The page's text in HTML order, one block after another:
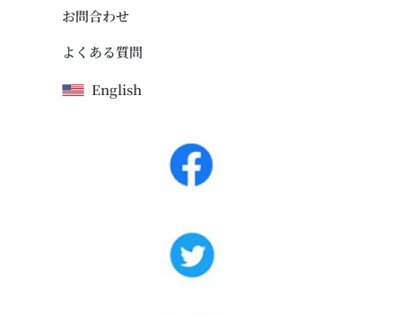
お問合わせ
よくある質問
English